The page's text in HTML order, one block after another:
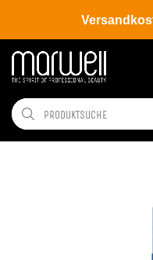
Shop Hair Coloration